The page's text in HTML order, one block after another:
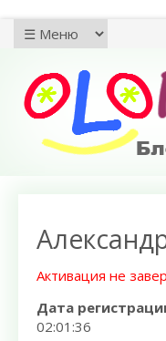
Активация не
Дата
02:01:36